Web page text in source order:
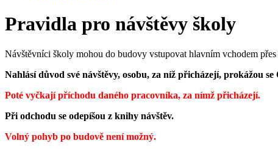
Pravidla pro návštěvy školy
Návštěvníci školy mohou do budovy vstupovat hlavním vchodem
Nahlásí důvod své návštěvy, osobu, za níž přicházejí, prokážou se
Poté vyčkají příchodu daného pracovníka, za nímž přicházejí.
Při odchodu se odepíšou z knihy návštěv.
Volný pohyb po budově není možný.